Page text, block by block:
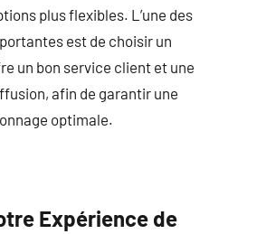
plus flexibles. L’une des
est de choisir un
un bon service client et une
afin de garantir une
optimale.
Expérience de